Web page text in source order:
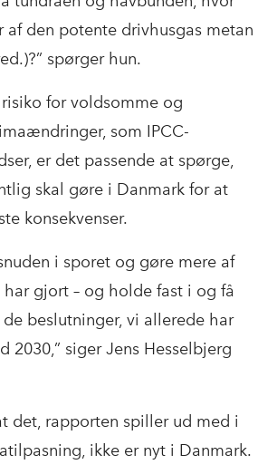
den potente drivhusgas metan
spørger hun.
for voldsomme og
som IPCC-
er det passende at spørge,
skal gøre i Danmark for at
konsekvenser.
i sporet og gøre mere af
gjort – og holde fast i og få
beslutninger, vi allerede har
2030,” siger Jens Hesselbjerg
det, rapporten spiller ud med i
ikke er nyt i Danmark.